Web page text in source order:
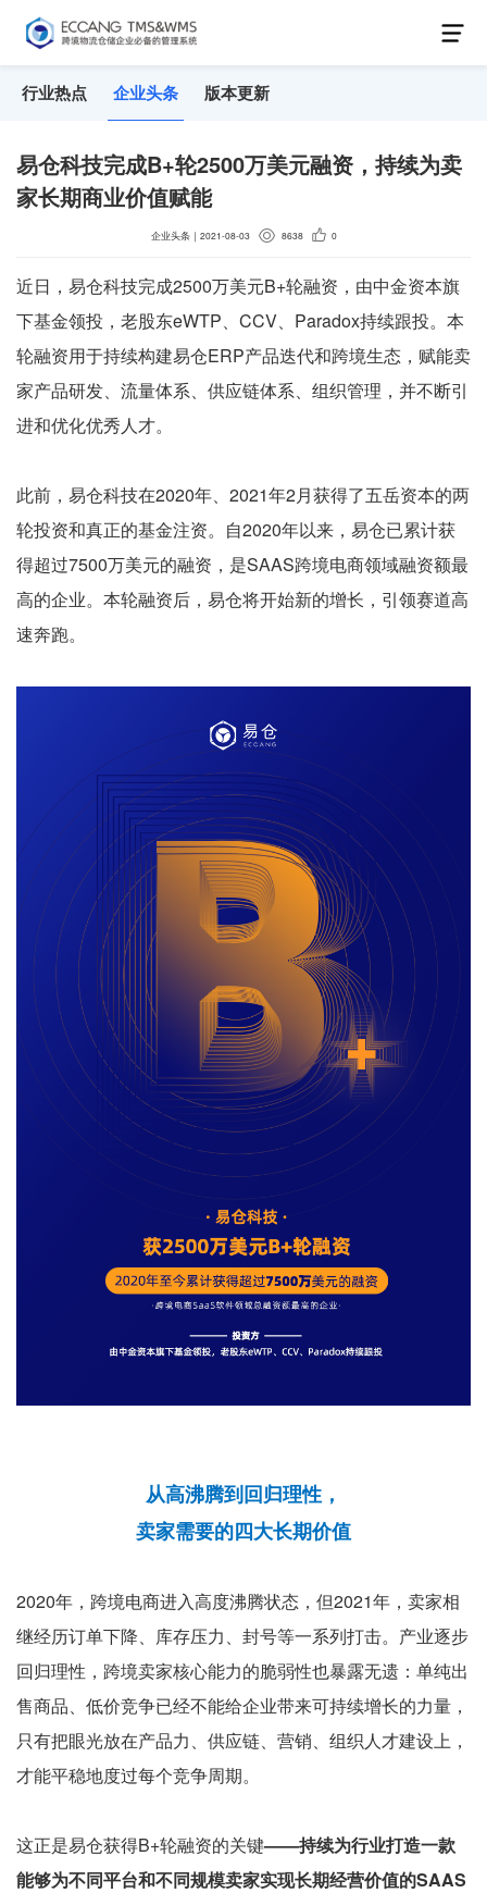
行业热点 企业头条 版本更新
易仓科技完成B+轮2500万美元融资，持续为卖
家长期商业价值赋能
企业头条｜ 2021-08-03 8638 0
近日，易仓科技完成2500万美元B+轮融资，由中金资本旗
下基金领投，老股东eWTP、CCV、Paradox持续跟投。本
轮融资用于持续构建易仓ERP产品迭代和跨境生态，赋能卖
家产品研发、流量体系、供应链体系、组织管理，并不断引
进和优化优秀人才。
此前，易仓科技在2020年、2021年2月获得了五岳资本的两
轮投资和真正的基金注资。自2020年以来，易仓已累计获
得超过7500万美元的融资，是SAAS跨境电商领域融资额最
高的企业。本轮融资后，易仓将开始新的增长，引领赛道高
速奔跑。
从高沸腾到回归理性，
卖家需要的四大长期价值
2020年，跨境电商进入高度沸腾状态，但2021年，卖家相
继经历订单下降、库存压力、封号等一系列打击。产业逐步
回归理性，跨境卖家核心能力的脆弱性也暴露无遗：单纯出
售商品、低价竞争已经不能给企业带来可持续增长的力量，
只有把眼光放在产品力、供应链、营销、组织人才建设上，
才能平稳地度过每个竞争周期。
这正是易仓获得B+轮融资的关键——持续为行业打造一款
能够为不同平台和不同规模卖家实现长期经营价值的SAAS